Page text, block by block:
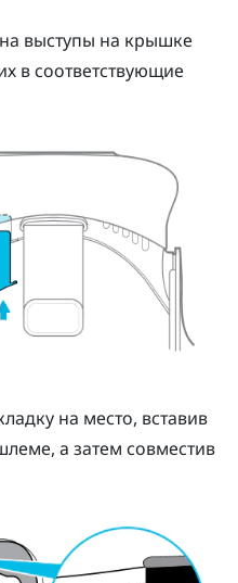
выступы на крышке
в соответствующие
на место, вставив
а затем совместив